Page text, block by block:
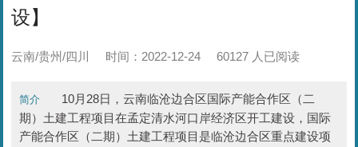
设】
云南/贵州/四川 时间：2022-12-24 60127 人已阅读
简介
10月28日，云南临沧边合区国际产能合作区（二
期）土建工程项目在孟定清水河口岸经济区开工建设，国际
产能合作区（二期）土建工程项目是临沧边合区重点建设项